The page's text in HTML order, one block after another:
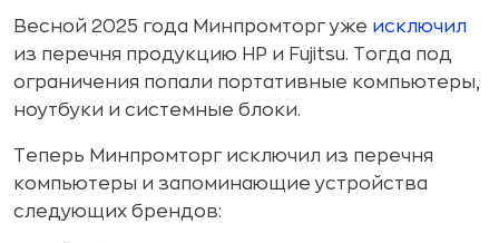
Весной 2025 года Минпромторг уже исключил
из перечня продукцию HP и Fujitsu. Тогда под
ограничения попали портативные компьютеры,
ноутбуки и системные блоки.
Теперь Минпромторг исключил из перечня
компьютеры и запоминающие устройства
следующих брендов: